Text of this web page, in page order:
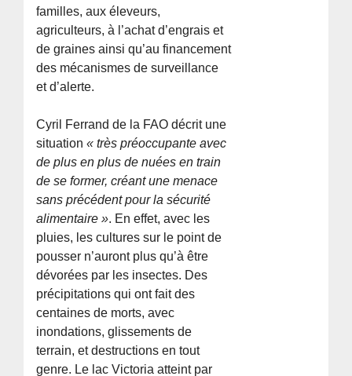
familles, aux éleveurs,
agriculteurs, à l’achat d’engrais et
de graines ainsi qu’au financement
des mécanismes de surveillance
et d’alerte.
Cyril Ferrand de la FAO décrit une
situation« très préoccupante avec
de plus en plus de nuées en train
de se former, créant une menace
sans précédent pour la sécurité
alimentaire ». En effet, avec les
pluies, les cultures sur le point de
pousser n’auront plus qu’à être
dévorées par les insectes. Des
précipitations qui ont fait des
centaines de morts, avec
inondations, glissements de
terrain, et destructions en tout
genre. Le lac Victoria atteint par